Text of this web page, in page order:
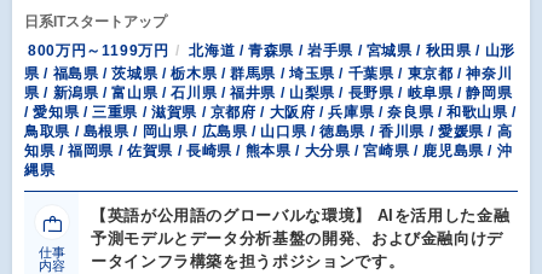
日系ITスタートアップ
800万円～1199万円
北海道 / 青森県 / 岩手県 / 宮城県 / 秋田県 / 山形
県 / 福島県 / 茨城県 / 栃木県 / 群馬県 / 埼玉県 / 千葉県 / 東京都 / 神奈川
県 / 新潟県 / 富山県 / 石川県 / 福井県 / 山梨県 / 長野県 / 岐阜県 / 静岡県
/ 愛知県 / 三重県 / 滋賀県 / 京都府 / 大阪府 / 兵庫県 / 奈良県 / 和歌山県 /
鳥取県 / 島根県 / 岡山県 / 広島県 / 山口県 / 徳島県 / 香川県 / 愛媛県 / 高
知県 / 福岡県 / 佐賀県 / 長崎県 / 熊本県 / 大分県 / 宮崎県 / 鹿児島県 / 沖
縄県
仕事
内容
【英語が公用語のグローバルな環境】 AIを活用した金融
予測モデルとデータ分析基盤の開発、および金融向けデ
ータインフラ構築を担うポジションです。